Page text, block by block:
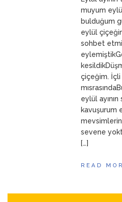
ANNEMmuyum
bulduğum
eylül
sohbet
çiçeğim. İçli
eylül
kavuşurum
mevsimlerin
sevene
[…]
READ